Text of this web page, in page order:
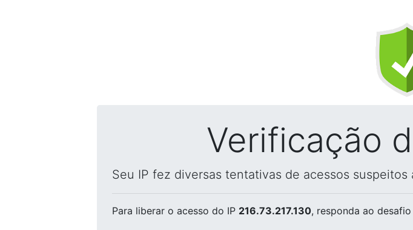
Verificação
Seu IP fez diversas tentativas de acessos
Para liberar o acesso do IP 216.73.217.130, responda ao